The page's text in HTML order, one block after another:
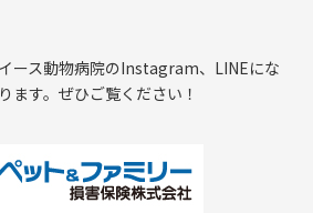
イース動物病院のInstagram、LINEにな
ります。ぜひご覧ください！